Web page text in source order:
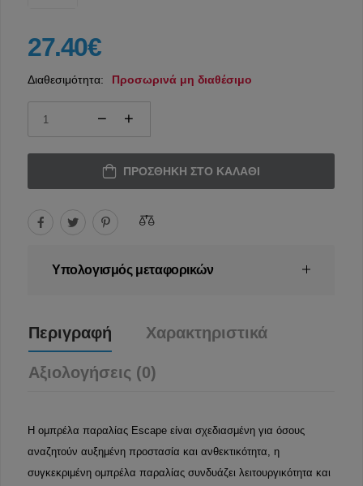
27.40€
Διαθεσιμότητα: Προσωρινά μη διαθέσιμο
ΠΡΟΣΘΉΚΗ ΣΤΟ ΚΑΛΆΘΙ
Υπολογισμός μεταφορικών
Περιγραφή Χαρακτηριστικά
Αξιολογήσεις (0)
Η ομπρέλα παραλίας Escape είναι σχεδιασμένη για όσους
αναζητούν αυξημένη προστασία και ανθεκτικότητα, η
συγκεκριμένη ομπρέλα παραλίας συνδυάζει λειτουργικότητα και